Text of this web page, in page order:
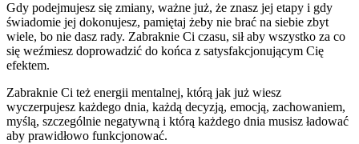
Gdy podejmujesz się zmiany, ważne już, że znasz jej etapy i gdy
świadomie jej dokonujesz, pamiętaj żeby nie brać na siebie zbyt
wiele, bo nie dasz rady. Zabraknie Ci czasu, sił aby wszystko za co
się weźmiesz doprowadzić do końca z satysfakcjonującym Cię
efektem.
Zabraknie Ci też energii mentalnej, którą jak już wiesz
wyczerpujesz każdego dnia, każdą decyzją, emocją, zachowaniem,
myślą, szczególnie negatywną i którą każdego dnia musisz ładować
aby prawidłowo funkcjonować.